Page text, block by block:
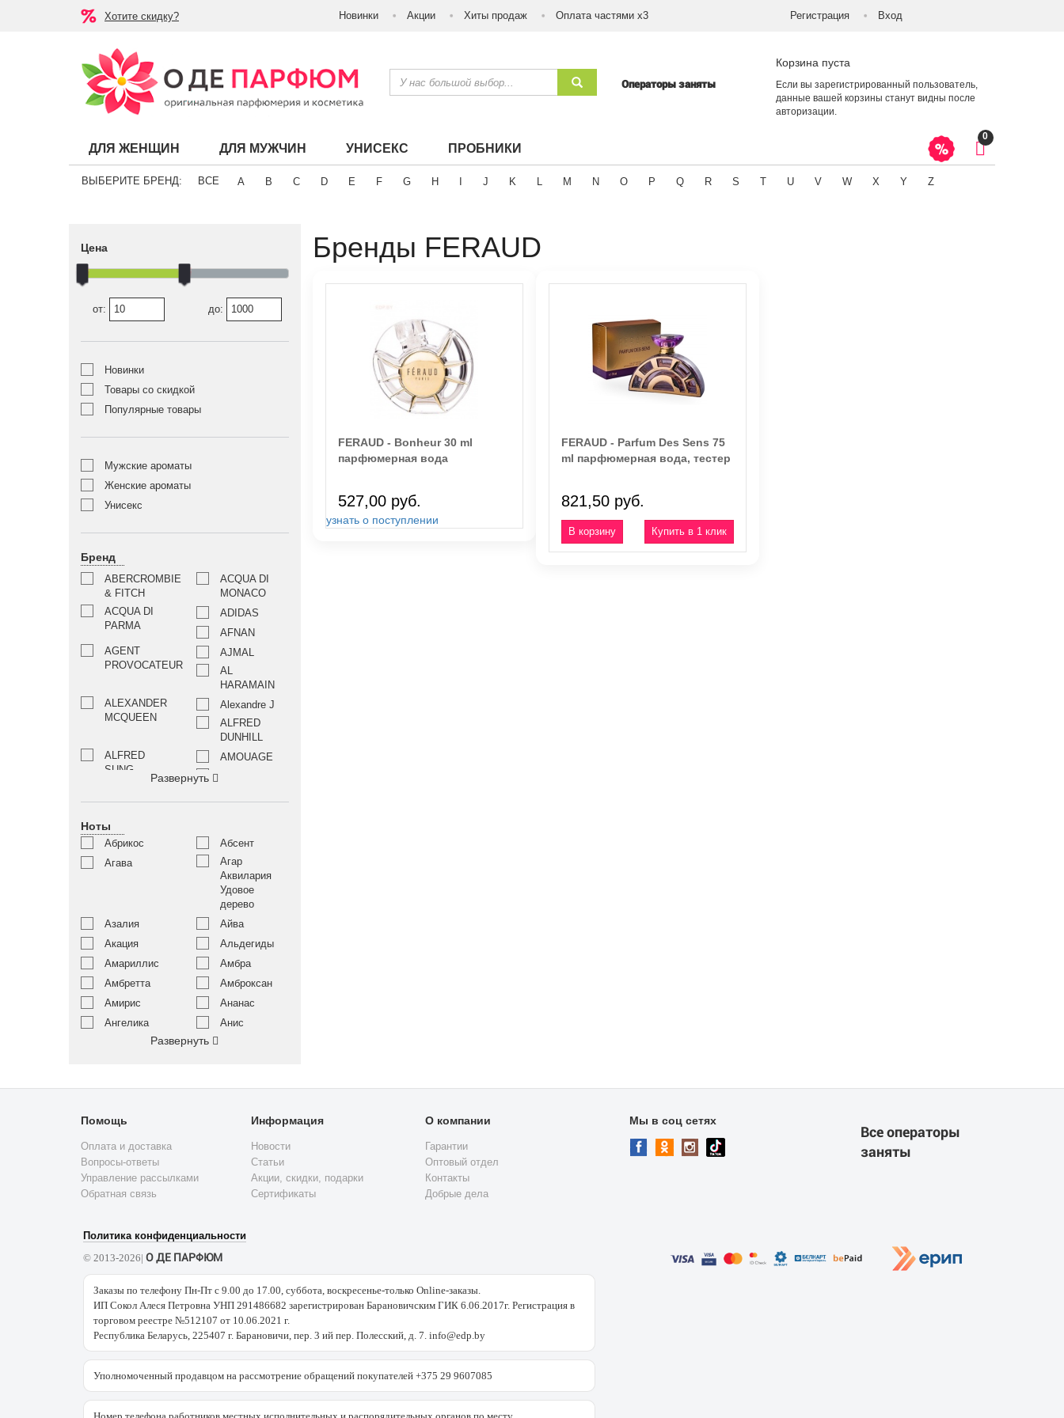
Хотите скидку? Новинки Акции Хиты продаж Оплата частями х3 Регистрация Вход
Операторы заняты
Корзина пуста
Если вы зарегистрированный пользователь,
данные вашей корзины станут видны после
авторизации
ДЛЯ ЖЕНЩИН ДЛЯ МУЖЧИН УНИСЕКС ПРОБНИКИ
0
ВЫБЕРИТЕ БРЕНД: ВСЕ A B C D E F G H J K L M N O P Q R S T U V W X Y Z
Цена
от: до:
Новинки
Товары со скидкой
Популярные товары
Мужские ароматы
Женские ароматы
Унисекс
Бренд
ABERCROMBIE
& FITCH
ACQUA DI
MONACO
ACQUA DI
PARMA
ADIDAS
AFNAN
AGENT
PROVOCATEUR
AJMAL
AL
HARAMAIN
ALEXANDER
MCQUEEN
Alexandre J
ALFRED
DUNHILL
ALFRED
SUNG
AMOUAGE
ANNE
FONTAINE
GOUTAL
ANTONIO
ANTONIO
MARETTI
ARABESQUE
PERFUMES
ARAMIS
ARIANA
GRANDE
ARMAF
ARMAND
BASI
ATELIER DES
ORS
ATELIER
MATERI
ATTAR
COLLECTION
AZZARO
REPUBLIC
BDK
PARFUMS
BENETTON
BENTLEY
BEVERLY
PARFUMKUNSTWERKE
BILL BLASS
BLUMARINE
VICTORIOUS
BOTTEGA
VENETA
BOUCHERON
BRIONI
BRITNEY
BROOKS
BRUNO
BANANI
BUGATTI
BVLGARI
BYBOZO
Развернуть
Ноты
Абрикос
Абсент
Агава
Агар
Аквилария
Удовое
дерево
Азалия
Айва
Акация
Альдегиды
Амариллис
Амбра
Амбретта
Амброксан
Амирис
Ананас
Ангелика
Анис
Арбуз
Артемизия
Бальса
Бальзовое
дерево
Бамбук
Бархотки
Бархотцы
Тагетес
Береза
Бессмертник
Бобы тонка
Болиголов
Боярышник
Бренди
Брусника
Ваниль
Вербена
Вермут
Ветивер
Виноград
Виски
Вишня
Водка
Водные ноты
Развернуть
Бренды FERAUD
FERAUD - Bonheur 30 ml
парфюмерная вода
527,00 руб.
узнать о поступлении
FERAUD - Parfum Des Sens 75
ml парфюмерная вода, тестер
821,50 руб.
Купить в 1 клик
Помощь
Оплата и доставка
Вопросы-ответы
Управление рассылками
Обратная связь
Информация
Новости
Статьи
Акции, скидки, подарки
Сертификаты
О компании
Гарантии
Оптовый отдел
Контакты
Добрые дела
Мы в соц сетях
Все операторы
заняты
Политика конфиденциальности
© 2013-2026| О ДЕ ПАРФЮМ
Заказы по телефону Пн-Пт с 9.00 до 17.00, суббота, воскресенье-только Online-заказы.
ИП Сокол Алеся Петровна УНП 291486682 зарегистрирован Барановичским ГИК 6.06.2017г. Регистрация в
торговом реестре №512107 от 10.06.2021 г.
Республика Беларусь, 225407 г. Барановичи, пер. 3 ий пер. Полесский, д. 7. info@edp.by
Уполномоченный продавцом на рассмотрение обращений покупателей +375 29 9607085
Номер телефона работников местных исполнительных и распорядительных органов по месту